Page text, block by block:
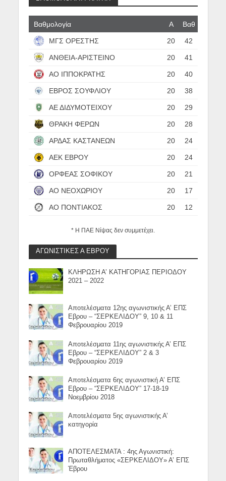
Βαθμολογία Α Βαθ
ΜΓΣ ΟΡΕΣΤΗΣ 20 42
ΑΝΘΕΙΑ-ΑΡΙΣΤΕΙΝΟ 20 41
ΑΟ ΙΠΠΟΚΡΑΤΗΣ 20 40
ΕΒΡΟΣ ΣΟΥΦΛΙΟΥ 20 38
ΑΕ ΔΙΔΥΜΟΤΕΙΧΟΥ 20 29
ΘΡΑΚΗ ΦΕΡΩΝ 20 28
ΑΡΔΑΣ ΚΑΣΤΑΝΕΩΝ 20 24
ΑΕΚ ΕΒΡΟΥ 20 24
ΟΡΦΕΑΣ ΣΟΦΙΚΟΥ 20 21
ΑΟ ΝΕΟΧΩΡΙΟΥ 20 17
ΑΟ ΠΟΝΤΙΑΚΟΣ 20 12
* Η ΠΑΕ Νίψας δεν συμμετέχει.
ΑΓΩΝΙΣΤΙΚΕΣ Α ΕΒΡΟΥ
ΚΛΗΡΩΣΗ Α’ ΚΑΤΗΓΟΡΙΑΣ ΠΕΡΙΟΔΟΥ
2021 – 2022
Αποτελέσματα 12ης αγωνιστικής Α’ ΕΠΣ
Εβρου – “ΣΕΡΚΕΛΙΔΟΥ” 9, 10 & 11
Φεβρουαρίου 2019
Αποτελέσματα 11ης αγωνιστικής Α’ ΕΠΣ
Εβρου – “ΣΕΡΚΕΛΙΔΟΥ” 2 & 3
Φεβρουαρίου 2019
Αποτελέσματα 6ης αγωνιστική Α’ ΕΠΣ
Εβρου – “ΣΕΡΚΕΛΙΔΟΥ” 17-18-19
Νοεμβρίου 2018
Αποτελέσματα 5ης αγωνιστικής Α’
κατηγορία
ΑΠΟΤΕΛΕΣΜΑΤΑ : 4ης Αγωνιστική:
Πρωταθλήματος «ΣΕΡΚΕΛΙΔΟΥ» Α’ ΕΠΣ
Έβρου